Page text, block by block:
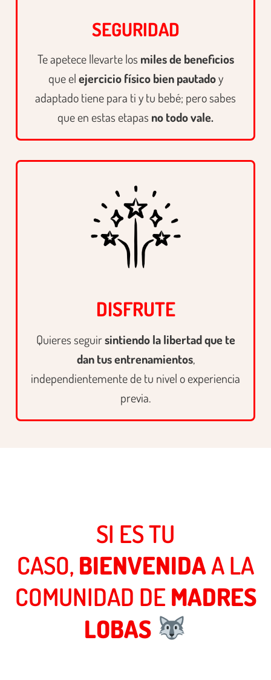
SEGURIDAD
Te apetece llevarte los miles de beneficios
que elejercicio físico bien pautadoy
adaptado tiene para ti y tu bebé; pero sabes
que en estas etapas no todo vale.
DISFRUTE
Quieres seguirsintiendo la libertad que te
dan tus entrenamientos,
independientemente de tu nivel o experiencia
previa.
SI ES TU
CASO, BIENVENIDAA LA
COMUNIDAD DE MADRES
LOBAS